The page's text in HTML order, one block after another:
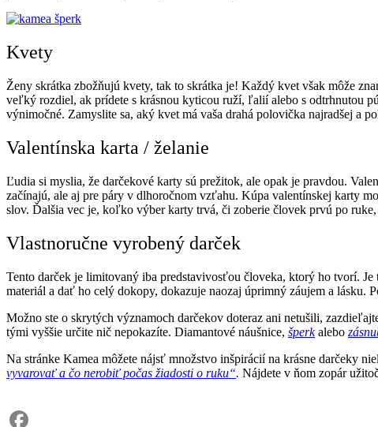
Kvety
Ženy skrátka zbožňujú kvety, tak to skrátka je! Každý kvet však môže
veľký rozdiel, ak prídete s krásnou kyticou ruží, ľalií alebo s odtrhnutou
výnimočné. Zamyslite sa, aký kvet má vaša drahá polovička najradšej a
Valentínska karta / želanie
Ľudia si myslia, že darčekové karty sú prežitok, ale opak je pravdou.
začínajú, ale aj pre páry v dlhoročnom vzťahu. Kúpa valentínskej karty
slov. Ďalšia vec je, koľko výber karty trvá, či zoberie človek prvú po
Vlastnoručne vyrobený darček
Tento darček je limitovaný iba predstavivosťou človeka, ktorý ho tvorí.
materiál a dať ho celý dokopy, dokazuje naozaj úprimný záujem a lásku.
Možno ste o skrytých významoch darčekov doteraz ani netušili,
tými vyššie určite nič nepokazíte. Diamantové náušnice, šperkalebo
Na stránke Kamea môžete nájsť množstvo inšpirácií na krásne darčeky
vyvarovať a čo nerobiť počas žiadosti o ruku“. Nájdete v ňom zopár